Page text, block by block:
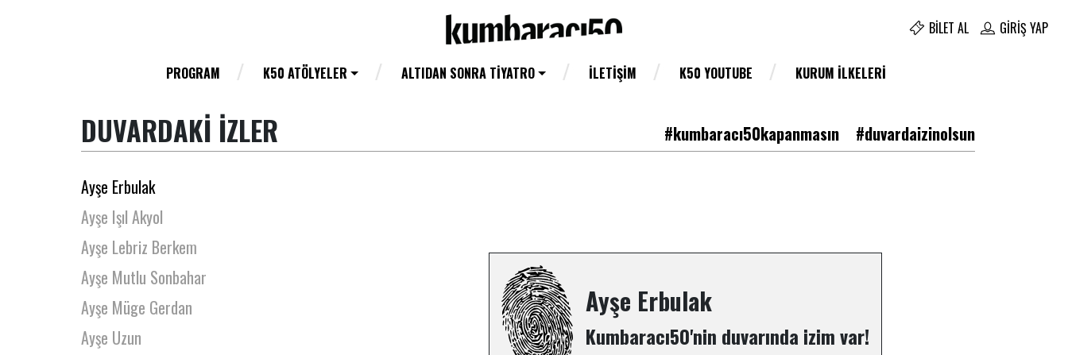
BILET AL GIRIŞ YAP
PROGRAM K50 ATÖLYELER ALTIDAN SONRA TIYATRO İLETIŞIM K50 YOUTUBE KURUM İLKELERI
DUVARDAKİ İZLER #kumbaracı50kapanmasın #duvardaizinolsun
Aysun Kala
Ayşe Caner
Ayşe Erbulak
Ayşe Işıl Akyol
Ayşe Lebriz Berkem
Ayşe Mutlu Sonbahar
Ayşe Müge Gerdan
Ayşe Uzun
Ayşe Erbulak
Kumbaracı50'nin duvarında izim var!